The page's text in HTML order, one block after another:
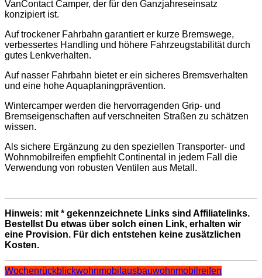
VanContact Camper, der für den Ganzjahreseinsatz
konzipiert ist.
Auf trockener Fahrbahn garantiert er kurze Bremswege,
verbessertes Handling und höhere Fahrzeugstabilität durch
gutes Lenkverhalten.
Auf nasser Fahrbahn bietet er ein sicheres Bremsverhalten
und eine hohe Aquaplaningprävention.
Wintercamper werden die hervorragenden Grip- und
Bremseigenschaften auf verschneiten Straßen zu schätzen
wissen.
Als sichere Ergänzung zu den speziellen Transporter- und
Wohnmobilreifen empfiehlt Continental in jedem Fall die
Verwendung von robusten Ventilen aus Metall.
Hinweis: mit * gekennzeichnete Links sind Affiliatelinks.
Bestellst Du etwas über solch einen Link, erhalten wir
eine Provision. Für dich entstehen keine zusätzlichen
Kosten.
Wochenrückblickwohnmobilausbauwohnmobilreifen